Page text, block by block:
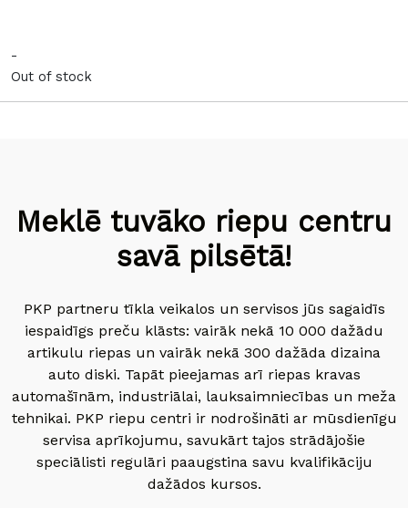
-
Out of stock
Meklē tuvāko riepu centru
savā pilsētā!
PKP partneru tīkla veikalos un servisos jūs sagaidīs
iespaidīgs preču klāsts: vairāk nekā 10 000 dažādu
artikulu riepas un vairāk nekā 300 dažāda dizaina
auto diski. Tapāt pieejamas arī riepas kravas
automašīnām, industriālai, lauksaimniecības un meža
tehnikai. PKP riepu centri ir nodrošināti ar mūsdienīgu
servisa aprīkojumu, savukārt tajos strādājošie
speciālisti regulāri paaugstina savu kvalifikāciju
dažādos kursos.